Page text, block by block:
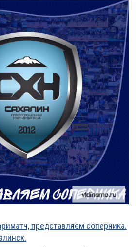
представляем соперника.